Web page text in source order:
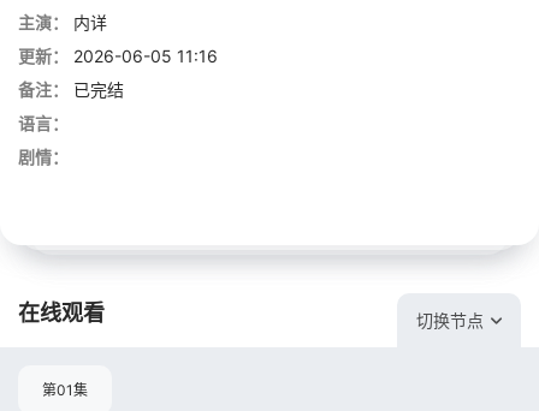
主演：
内详
更新：
2026-06-05 11:16
备注：
已完结
语言：
剧情：
在线观看 切换节点
第01集